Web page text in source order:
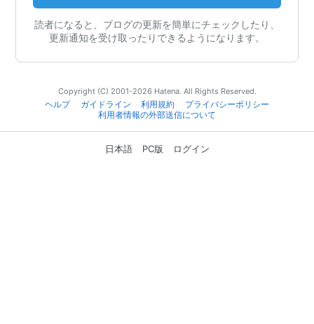
読者になると、ブログの更新を簡単にチェックしたり、
更新通知を受け取ったりできるようになります。
Copyright (C) 2001-2026 Hatena. All Rights Reserved.
ヘルプ
ガイドライン 利用規約
プライバシーポリシー
利用者情報の外部送信について
日本語 PC版 ログイン